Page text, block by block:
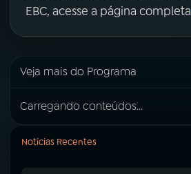
EBC, acesse a página completa
Veja mais do Programa
Carregando conteúdos...
Notícias Recentes